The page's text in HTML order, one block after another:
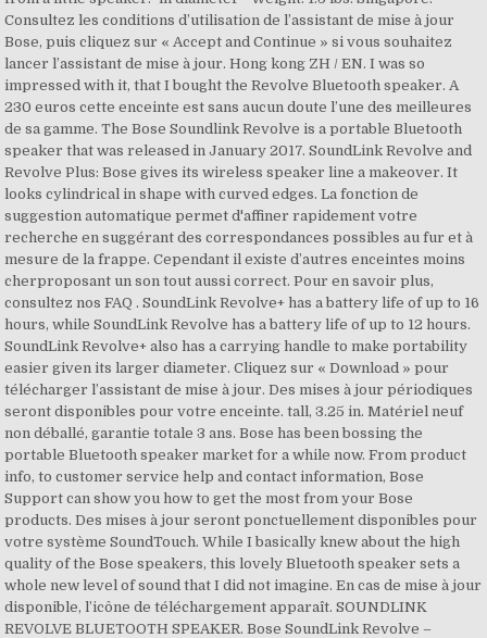
Consultez les conditions d’utilisation de l’assistant de mise à jour
Bose, puis cliquez sur « Accept and Continue » si vous souhaitez
lancer l’assistant de mise à jour. Hong kong ZH / EN. I was so
impressed with it, that I bought the Revolve Bluetooth speaker. A
230 euros cette enceinte est sans aucun doute l’une des meilleures
de sa gamme. The Bose Soundlink Revolve is a portable Bluetooth
speaker that was released in January 2017. SoundLink Revolve and
Revolve Plus: Bose gives its wireless speaker line a makeover. It
looks cylindrical in shape with curved edges. La fonction de
suggestion automatique permet d'affiner rapidement votre
recherche en suggérant des correspondances possibles au fur et à
mesure de la frappe. Cependant il existe d’autres enceintes moins
cherproposant un son tout aussi correct. Pour en savoir plus,
consultez nos FAQ . SoundLink Revolve+ has a battery life of up to 16
hours, while SoundLink Revolve has a battery life of up to 12 hours.
SoundLink Revolve+ also has a carrying handle to make portability
easier given its larger diameter. Cliquez sur « Download » pour
télécharger l’assistant de mise à jour. Des mises à jour périodiques
seront disponibles pour votre enceinte. tall, 3.25 in. Matériel neuf
non déballé, garantie totale 3 ans. Bose has been bossing the
portable Bluetooth speaker market for a while now. From product
info, to customer service help and contact information, Bose
Support can show you how to get the most from your Bose
products. Des mises à jour seront ponctuellement disponibles pour
votre système SoundTouch. While I basically knew about the high
quality of the Bose speakers, this lovely Bluetooth speaker sets a
whole new level of sound that I did not imagine. En cas de mise à jour
disponible, l’icône de téléchargement apparaît. SOUNDLINK
REVOLVE BLUETOOTH SPEAKER. Bose SoundLink Revolve –